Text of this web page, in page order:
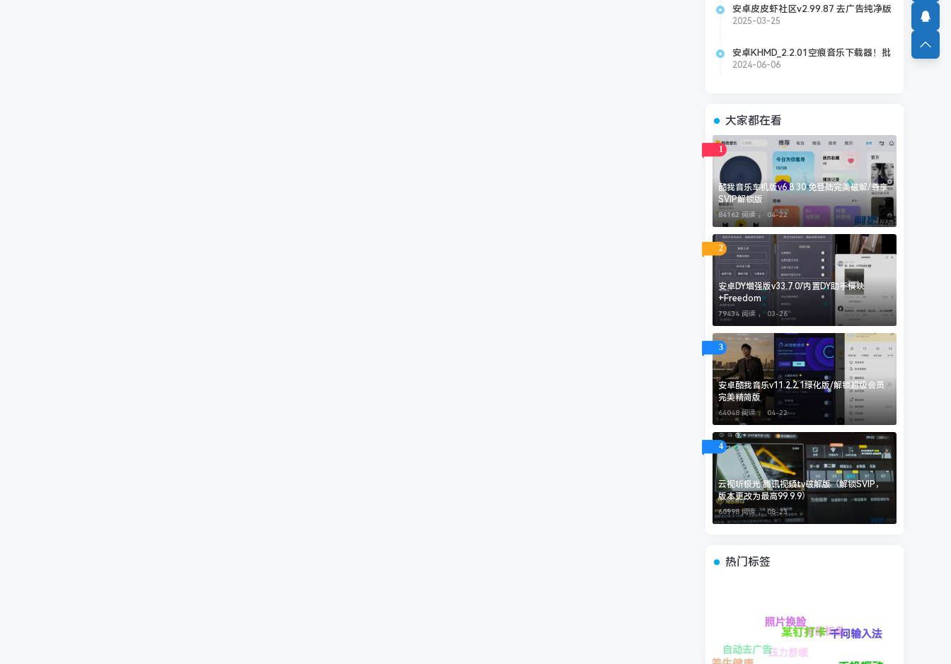
安卓皮皮虾社区v2.99.87 去广告纯净版
搞笑段子社区
2025-03-25
安卓KHMD_2.2.01空痕音乐下载器！批
量下载全网音乐
2024-06-06
大家都在看
1
酷我音乐车机版v6.8.30 免登陆完美破解/尊享
SVIP解锁版
84162 阅读 ， 04-22
2
安卓DY增强版v33.7.0/内置DY助手模块
+Freedom
79434 阅读 ，03-26
3
安卓酷我音乐v11.2.2.1绿化版/解锁超级会员
完美精简版
64048 阅读 ， 04-22
4
云视听极光 腾讯视频tv破解版（解锁SVIP，
版本更改为最高99.9.9）
60998 阅读 ，08-23
热门标签
压力舒缓
社交聊天
文本转写
易学排盘